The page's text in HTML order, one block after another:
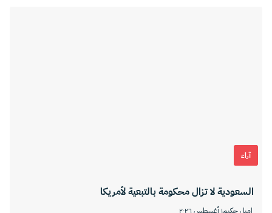
آراء
السعودية لا تزال محكومة بالتبعية لأمريكا
إميل حكيم١ أغسطس ٢٠٢٦